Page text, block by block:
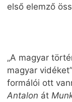
első elemző
„A magyar
magyar
formálói ott
Antalon át